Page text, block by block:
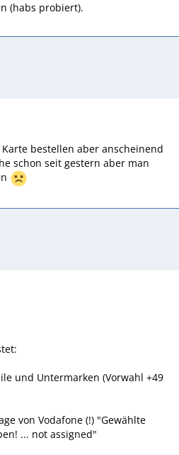
(habs probiert).
bestellen aber anscheinend
schon seit gestern aber man
und Untermarken (Vorwahl +49
von Vodafone (!) "Gewählte
... not assigned"